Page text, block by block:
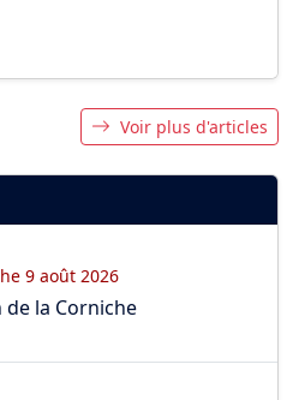
Voir plus d'articles
9 août 2026
la Corniche